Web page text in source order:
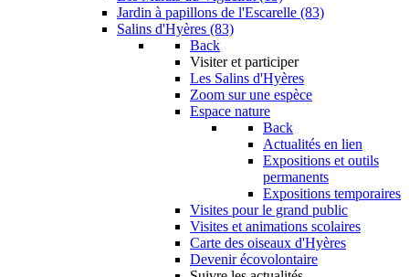
Jardin à papillons de l'Escarelle (83)
Salins d'Hyères (83)
Back
Visiter et participer
Les Salins d'Hyères
Zoom sur une espèce
Espace nature
Back
Actualités en lien
Expositions et outils
permanents
Expositions temporaires
Visites pour le grand public
Visites et animations scolaires
Carte des oiseaux d'Hyères
Devenir écovolontaire